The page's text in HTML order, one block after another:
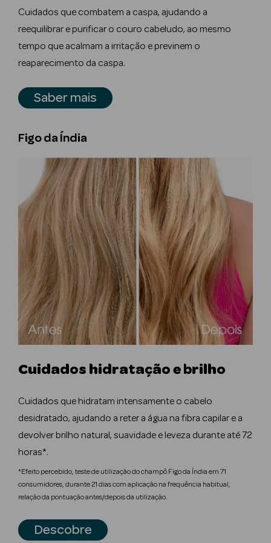
Acessórios
Ver Tudo
Cosmética
Banho
Protetores
Solares
Refirmantes
Desodorizantes
Esfoliantes
Corporais
Cicatrizantes
Depilatórios
Estrias
Bronzeadores
Cuidados de
Cuidados de
Massajadores
Cuidados que combatem a caspa, ajudando a
reequilibrar e purificar o couro cabeludo, ao mesmo
tempo que acalmam a irritação e previnem o
reaparecimento da caspa.
Saber mais
Figo da Índia
Cuidados hidratação e brilho
Cuidados que hidratam intensamente o cabelo
desidratado, ajudando a reter a água na fibra capilar e a
devolver brilho natural, suavidade e leveza durante até 72
horas*.
*Efeito percebido, teste de utilização do champô Figo da Índia em 71
consumidores, durante 21 dias com aplicação na frequência habitual,
relação da pontuação antes/depois da utilização.
Descobre